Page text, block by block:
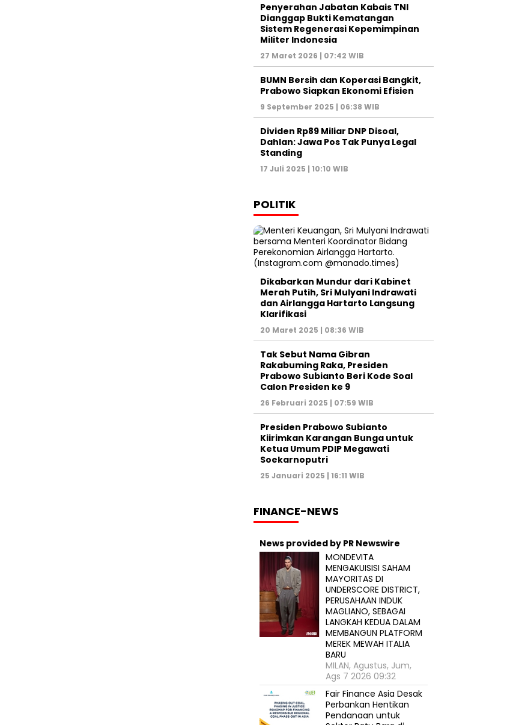
Penyerahan Jabatan Kabais TNI
Dianggap Bukti Kematangan
Sistem Regenerasi Kepemimpinan
Militer Indonesia
27 Maret 2026 | 07:42 WIB
BUMN Bersih dan Koperasi Bangkit,
Prabowo Siapkan Ekonomi Efisien
9 September 2025 | 06:38 WIB
Dividen Rp89 Miliar DNP Disoal,
Dahlan: Jawa Pos Tak Punya Legal
Standing
17 Juli 2025 | 10:10 WIB
POLITIK
Dikabarkan Mundur dari Kabinet
Merah Putih, Sri Mulyani Indrawati
dan Airlangga Hartarto Langsung
Klarifikasi
20 Maret 2025 | 08:36 WIB
Tak Sebut Nama Gibran
Rakabuming Raka, Presiden
Prabowo Subianto Beri Kode Soal
Calon Presiden ke 9
26 Februari 2025 | 07:59 WIB
Presiden Prabowo Subianto
Kiirimkan Karangan Bunga untuk
Ketua Umum PDIP Megawati
Soekarnoputri
25 Januari 2025 | 16:11 WIB
FINANCE-NEWS
News provided by PR Newswire
MONDEVITA
MENGAKUISISI SAHAM
MAYORITAS DI
UNDERSCORE DISTRICT,
PERUSAHAAN INDUK
MAGLIANO, SEBAGAI
LANGKAH KEDUA DALAM
MEMBANGUN PLATFORM
MEREK MEWAH ITALIA
BARU
MILAN, Agustus, Jum,
Ags 7 2026 09:32
Fair Finance Asia Desak
Perbankan Hentikan
Pendanaan untuk